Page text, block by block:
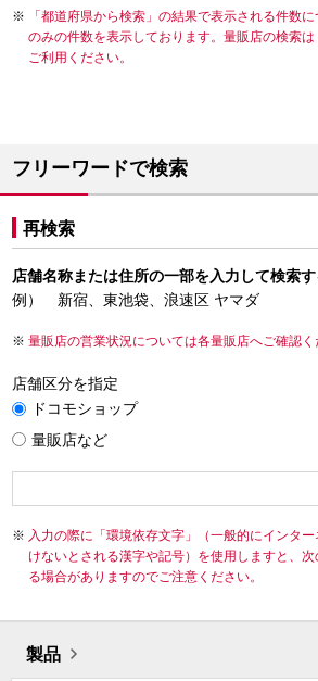
「都道府県から検索」の結果で表示される件数
のみの件数を表示しております。量販店の検索
ご利用ください。
フリーワードで検索
再検索
店舗名称または住所の一部を入力して検索す
例） 新宿、東池袋、浪速区 ヤマダ
量販店の営業状況については各量販店へご確認く
店舗区分を指定
ドコモショップ
量販店など
入力の際に「環境依存文字」（一般的にインタ
けないとされる漢字や記号）を使用しますと、
る場合がありますのでご注意ください。
製品